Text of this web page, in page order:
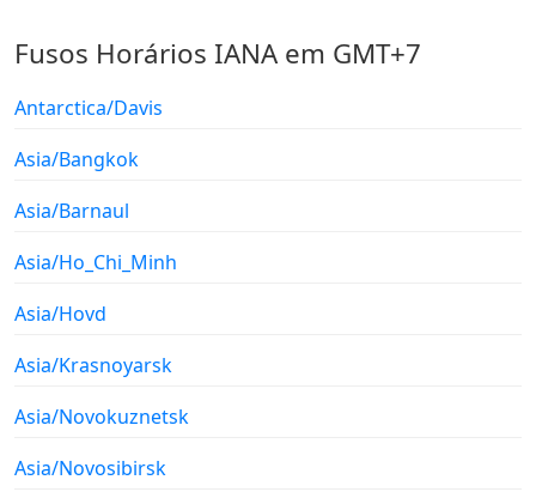
Fusos Horários IANA em GMT+7
Antarctica/Davis
Asia/Bangkok
Asia/Barnaul
Asia/Ho_Chi_Minh
Asia/Hovd
Asia/Krasnoyarsk
Asia/Novokuznetsk
Asia/Novosibirsk